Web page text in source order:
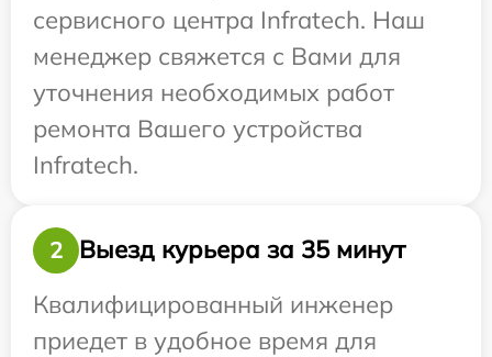
сервисного центра Infratech. Наш
менеджер свяжется с Вами для
уточнения необходимых работ
ремонта Вашего устройства
Infratech.
2
Выезд курьера за 35 минут
Квалифицированный инженер
приедет в удобное время для